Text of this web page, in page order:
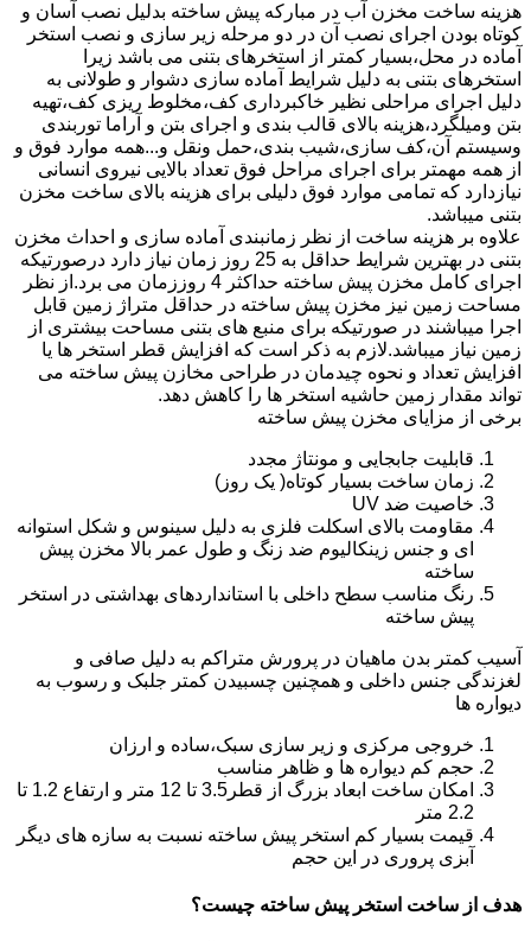
هزینه ساخت مخزن آب در مبارکه پیش ساخته بدلیل نصب آسان و
کوتاه بودن اجرای نصب آن در دو مرحله زیر سازی و نصب استخر
آماده در محل،بسیار کمتر از استخرهای بتنی می باشد زیرا
استخرهای بتنی به دلیل شرایط آماده سازی دشوار و طولانی به
دلیل اجرای مراحلی نظیر خاکبرداری کف،مخلوط ریزی کف،تهیه
بتن ومیلگرد،هزینه بالای قالب بندی و اجرای بتن و آراما توربندی
وسیستم آن،کف سازی،شیب بندی،حمل ونقل و...همه موارد فوق و
از همه مهمتر برای اجرای مراحل فوق تعداد بالایی نیروی انسانی
نیازدارد که تمامی موارد فوق دلیلی برای هزینه بالای ساخت مخزن
بتنی میباشد.
علاوه بر هزینه ساخت از نظر زمانبندی آماده سازی و احداث مخزن
بتنی در بهترین شرایط حداقل به 25 روز زمان نیاز دارد درصورتیکه
اجرای کامل مخزن پیش ساخته حداکثر 4 روززمان می برد.از نظر
مساحت زمین نیز مخزن پیش ساخته در حداقل متراژ زمین قابل
اجرا میباشند در صورتیکه برای منبع های بتنی مساحت بیشتری از
زمین نیاز میباشد.لازم به ذکر است که افزایش قطر استخر ها یا
افزایش تعداد و نحوه چیدمان در طراحی مخازن پیش ساخته می
تواند مقدار زمین حاشیه استخر ها را کاهش دهد.
برخی از مزایای مخزن پیش ساخته
قابلیت جابجایی و مونتاژ مجدد
زمان ساخت بسیار کوتاه( یک روز)
خاصیت ضد UV
مقاومت بالای اسکلت فلزی به دلیل سینوس و شکل استوانه
ای و جنس زینکالیوم ضد زنگ و طول عمر بالا مخزن پیش
ساخته
رنگ مناسب سطح داخلی با استانداردهای بهداشتی در استخر
پیش ساخته
آسیب کمتر بدن ماهیان در پرورش متراکم به دلیل صافی و
لغزندگی جنس داخلی و همچنین چسبیدن کمتر جلبک و رسوب به
دیواره ها
خروجی مرکزی و زیر سازی سبک،ساده و ارزان
حجم کم دیواره ها و ظاهر مناسب
امکان ساخت ابعاد بزرگ از قطر3.5 تا 12 متر و ارتفاع 1.2 تا
2.2 متر
قیمت بسیار کم استخر پیش ساخته نسبت به سازه های دیگر
آبزی پروری در این حجم
هدف از ساخت استخر پیش ساخته چیست؟